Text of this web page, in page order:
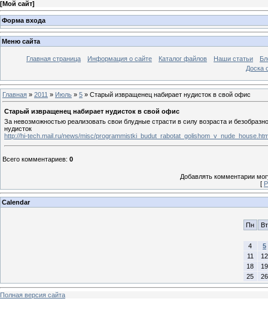
[Мой сайт]
Форма входа
Меню сайта
Главная страница Информация о сайте Каталог файлов Наши статьи
Доска
Главная » 2011 » Июль » 5 » Старый извращенец набирает нудисток в свой офис
Старый извращенец набирает нудисток в свой офис
За невозможностью реализовать свои блудные страсти в силу возраста и
нудисток
http://hi-tech.mail.ru/news/misc/
Всего комментариев: 0
Добавлять комментарии
[
Calendar
Пн Вт
4
5
11
12
18
19
25
26
Полная версия сайта